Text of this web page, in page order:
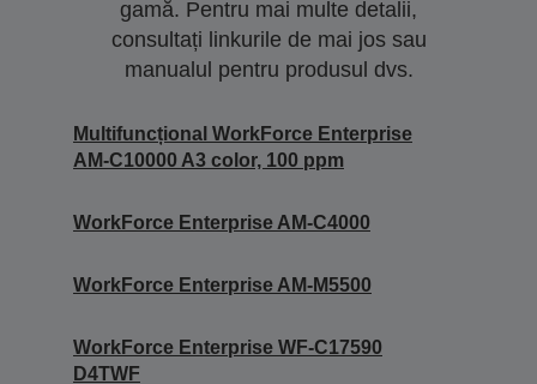
gamă. Pentru mai multe detalii,
consultați linkurile de mai jos sau
manualul pentru produsul dvs.
Multifuncțional WorkForce Enterprise
AM-C10000 A3 color, 100 ppm
WorkForce Enterprise AM-C4000
WorkForce Enterprise AM-M5500
WorkForce Enterprise WF-C17590
D4TWF